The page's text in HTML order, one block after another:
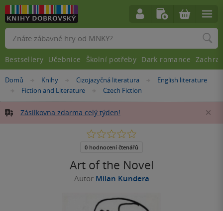
Nacházíte
Domů »Knihy »Cizojazyčná literatura »
English literature
»Fiction and Literature »
Czech Fiction
Zásilkovna zdarma celý týden!
Art of the Novel
Autor Milan Kundera
0.0
5
0 hodnocení čtenářů
Vyhledávání
Bestsellery Učebnice Školní potřeby Dark romance